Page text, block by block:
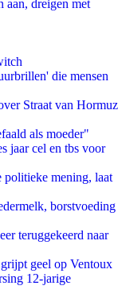
aan, dreigen met
die mensen
Straat van Hormuz
als moeder"
jaar cel en tbs voor
politieke mening, laat
borstvoeding
teruggekeerd naar
geel op Ventoux
12-jarige